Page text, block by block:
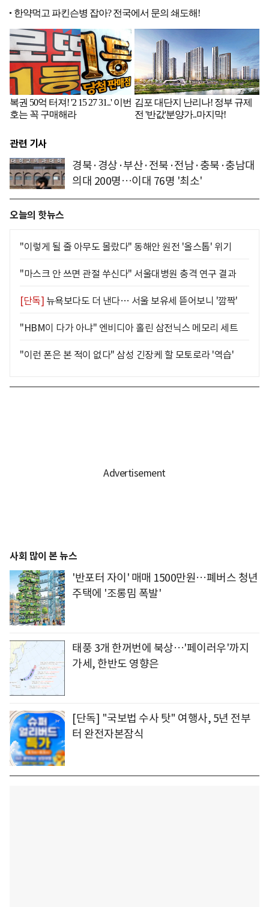
관련 기사
경북·경상·부산·전북·전남·충북·충남대
의대 200명…이대 76명 '최소'
오늘의 핫뉴스
"이렇게 될 줄 아무도 몰랐다" 동해안 원전 '올스톱' 위기
"마스크 안 쓰면 관절 쑤신다" 서울대병원 충격 연구 결과
[단독] 뉴욕보다도 더 낸다… 서울 보유세 뜯어보니 '깜짝'
"HBM이 다가 아냐" 엔비디아 홀린 삼전닉스 메모리 세트
"이런 폰은 본 적이 없다" 삼성 긴장케 할 모토로라 '역습'
사회 많이 본 뉴스
'반포터 자이' 매매 1500만원…폐버스 청년
주택에 '조롱밈 폭발'
태풍 3개 한꺼번에 북상…'페이러우'까지
가세, 한반도 영향은
[단독] "국보법 수사 탓" 여행사, 5년 전부
터 완전자본잠식